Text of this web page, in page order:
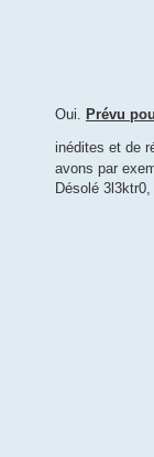
Oui. Prévu
inédites et de
avons par
Désolé